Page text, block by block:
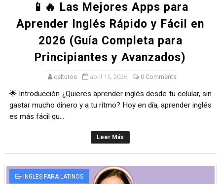
📱🔥 Las Mejores Apps para
Aprender Inglés Rápido y Fácil en
2026 (Guía Completa para
Principiantes y Avanzados)
celtutos abril 15, 2026 0 Comments
🌟 Introducción ¿Quieres aprender inglés desde tu celular, sin
gastar mucho dinero y a tu ritmo? Hoy en día, aprender inglés
es más fácil qu...
Leer Más
INGLES PARA LATINOS